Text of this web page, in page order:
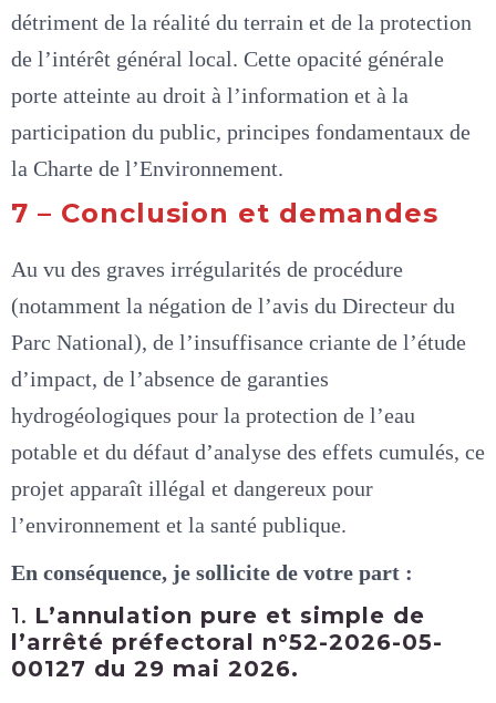
détriment de la réalité du terrain et de la protection
de l’intérêt général local. Cette opacité générale
porte atteinte au droit à l’information et à la
participation du public, principes fondamentaux de
la Charte de l’Environnement.
7 – Conclusion et demandes
Au vu des graves irrégularités de procédure
(notamment la négation de l’avis du Directeur du
Parc National), de l’insuffisance criante de l’étude
d’impact, de l’absence de garanties
hydrogéologiques pour la protection de l’eau
potable et du défaut d’analyse des effets cumulés, ce
projet apparaît illégal et dangereux pour
l’environnement et la santé publique.
En conséquence, je sollicite de votre part :
1. L’annulation pure et simple de
l’arrêté préfectoral n°52-2026-05-
00127 du 29 mai 2026.